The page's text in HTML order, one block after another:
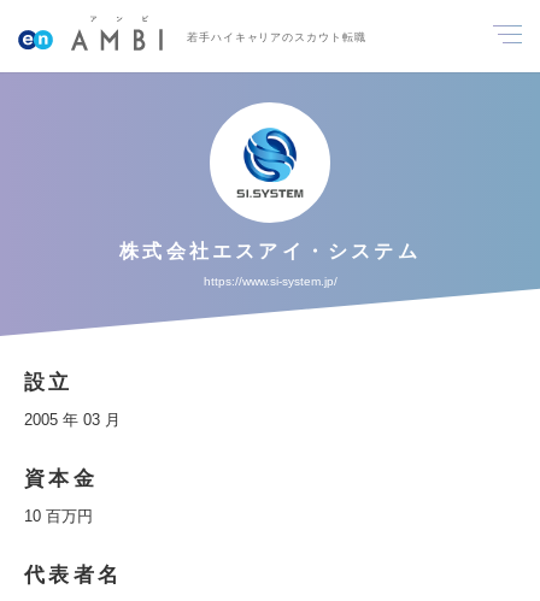
若手ハイキャリアのスカウト転職
株式会社エスアイ・システム
https://www.si-system.jp/
設立
2005 年 03 月
資本金
10 百万円
代表者名